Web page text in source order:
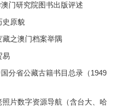
门研究院图书出版评述
史原貌
之澳门档案举隅
易
分省公藏古籍书目总录（1949
片数字资源导航（含台大、哈